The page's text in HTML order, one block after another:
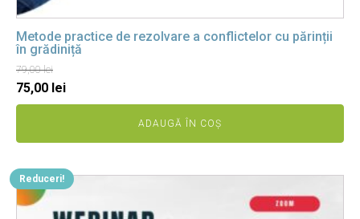
Metode practice de rezolvare a conflictelor cu părinții
în grădiniță
79,00lei
Prețul
inițial
fost:
79,00 lei.
75,00 leiPrețul
curent
75,00 lei.
ADAUGĂ ÎN COȘ
Reduceri!